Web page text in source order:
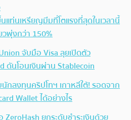
แท่นเหรียญมีมที่โตแรงที่สุดในเวลานี้
พุ่งกว่า 150%
จับมือ Visa ลุยเปิดตัว
ดันโอนเงินผ่าน Stablecoin
กลงทุนคริปโทฯ เกาหลีใต้! รอดจาก
Wallet ได้อย่างไร